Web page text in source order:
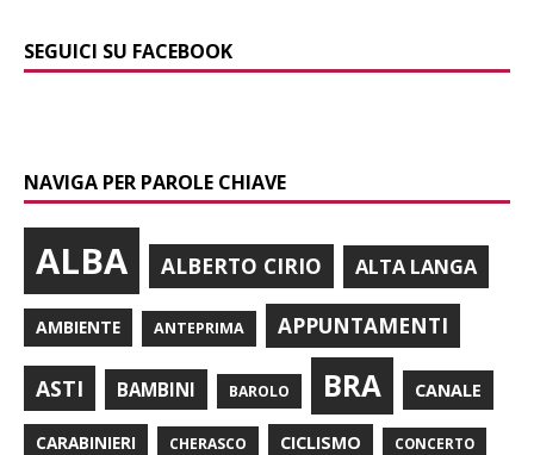
SEGUICI SU FACEBOOK
NAVIGA PER PAROLE CHIAVE
ALBA ALBERTO CIRIO ALTA LANGA
AMBIENTE ANTEPRIMA APPUNTAMENTI
ASTI BAMBINI BAROLO BRA CANALE
CARABINIERI CHERASCO CICLISMO CONCERTO